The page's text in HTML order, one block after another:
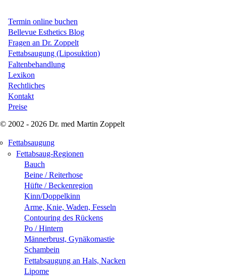
Termin online buchen
Bellevue Esthetics Blog
Fragen an Dr. Zoppelt
Fettabsaugung (Liposuktion)
Faltenbehandlung
Lexikon
Rechtliches
Kontakt
Preise
© 2002 - 2026 Dr. med Martin Zoppelt
Fettabsaugung
Fettabsaug-Regionen
Bauch
Beine / Reiterhose
Hüfte / Beckenregion
Kinn/Doppelkinn
Arme, Knie, Waden, Fesseln
Contouring des Rückens
Po / Hintern
Männerbrust, Gynäkomastie
Schambein
Fettabsaugung an Hals, Nacken
Lipome